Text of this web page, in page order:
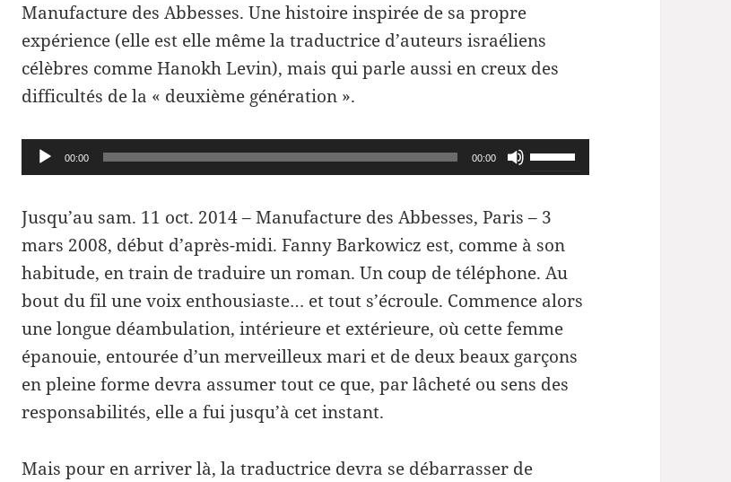
Manufacture des Abbesses. Une histoire inspirée de sa propre
expérience (elle est elle même la traductrice d’auteurs israéliens
célèbres comme Hanokh Levin), mais qui parle aussi en creux des
difficultés de la « deuxième génération ».
Lecteur
audio
00:00 00:00
Utilisez
les
flèches
pour
augmenter
Jusqu’au sam. 11 oct. 2014 – Manufacture des Abbesses, Paris – 3
mars 2008, début d’après-midi. Fanny Barkowicz est, comme à son
habitude, en train de traduire un roman. Un coup de téléphone. Au
bout du fil une voix enthousiaste… et tout s’écroule. Commence alors
une longue déambulation, intérieure et extérieure, où cette femme
épanouie, entourée d’un merveilleux mari et de deux beaux garçons
en pleine forme devra assumer tout ce que, par lâcheté ou sens des
responsabilités, elle a fui jusqu’à cet instant.
Mais pour en arriver là, la traductrice devra se débarrasser de